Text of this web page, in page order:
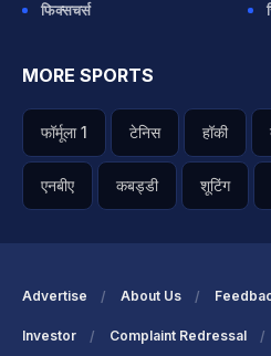
फिक्सचर्स
MORE SPORTS
फॉर्मूला 1 टेनिस हॉकी
एनबीए कबड्डी शूटिंग
Advertise About Us
Investor Complaint Redressal